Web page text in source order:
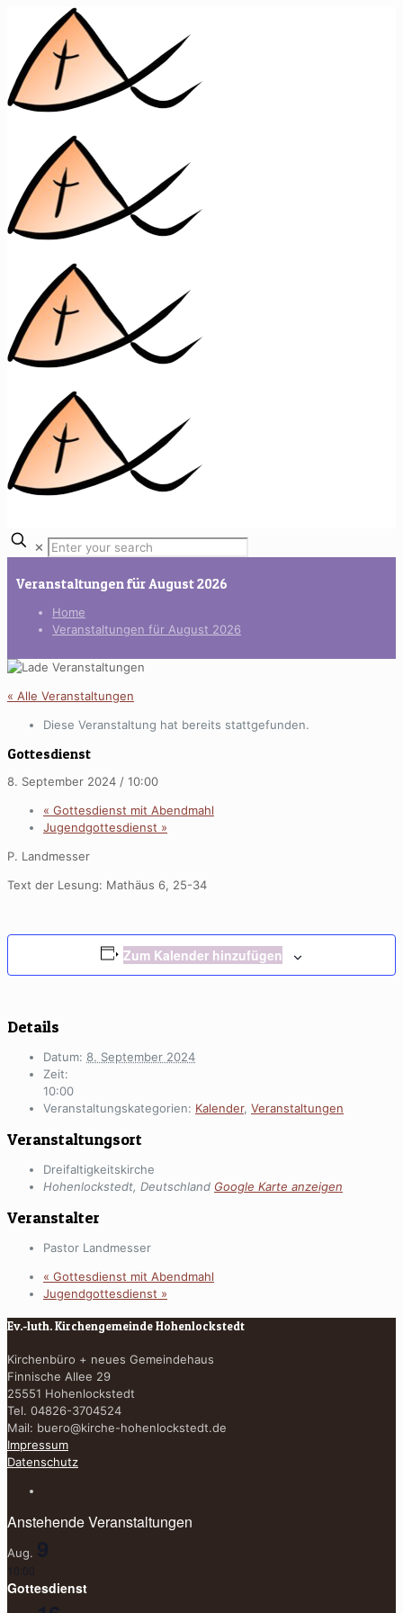
✕
Veranstaltungen für August 2026
Home
Veranstaltungen für August 2026
« Alle Veranstaltungen
Diese Veranstaltung hat bereits stattgefunden.
Gottesdienst
8. September 2024 / 10:00
« Gottesdienst mit Abendmahl
Jugendgottesdienst »
P. Landmesser
Text der Lesung: Mathäus 6, 25-34
Zum Kalender hinzufügen
Details
Datum: 8. September 2024
Zeit:
10:00
Veranstaltungskategorien: Kalender, Veranstaltungen
Veranstaltungsort
Dreifaltigkeitskirche
Hohenlockstedt, Deutschland Google Karte anzeigen
Veranstalter
Pastor Landmesser
« Gottesdienst mit Abendmahl
Jugendgottesdienst »
Ev.-luth. Kirchengemeinde Hohenlockstedt
Kirchenbüro + neues Gemeindehaus
Finnische Allee 29
25551 Hohenlockstedt
Tel. 04826-3704524
Mail: buero@kirche-hohenlockstedt.de
Impressum
Datenschutz
Anstehende Veranstaltungen
Aug. 9
10:00
Gottesdienst